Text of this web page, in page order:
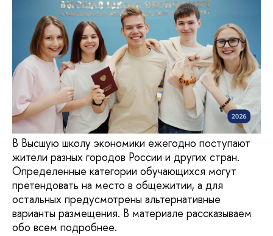
В Высшую школу экономики ежегодно поступают
жители разных городов России и других стран.
Определенные категории обучающихся могут
претендовать на место в общежитии, а для
остальных предусмотрены альтернативные
варианты размещения. В материале рассказываем
обо всем подробнее.